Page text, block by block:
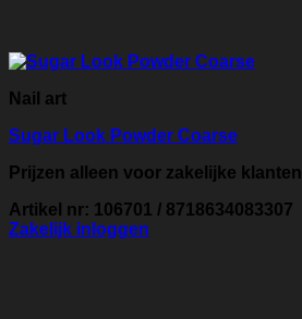
Nail art
Sugar Look Powder Coarse
Prijzen alleen voor zakelijke klanten
Artikel nr: 106701 / 8718634083307
Zakelijk inloggen